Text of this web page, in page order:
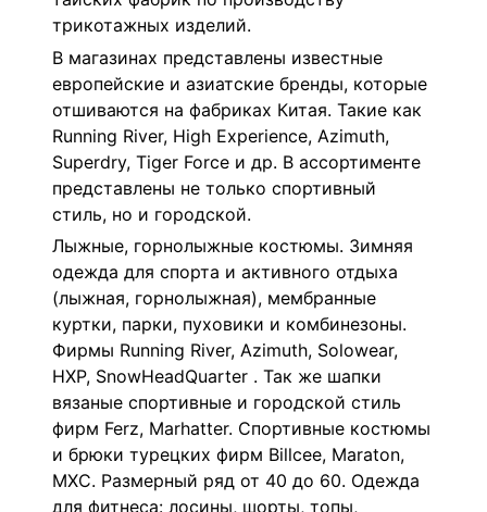
трикотажных изделий.
В магазинах представлены известные
европейские и азиатские бренды, которые
отшиваются на фабриках Китая. Такие как
Running River, High Experience, Azimuth,
Superdry, Tiger Force и др. В ассортименте
представлены не только спортивный
стиль, но и городской.
Лыжные, горнолыжные костюмы. Зимняя
одежда для спорта и активного отдыха
(лыжная, горнолыжная), мембранные
куртки, парки, пуховики и комбинезоны.
Фирмы Running River, Azimuth, Solowear,
HXP, SnowHeadQuarter . Так же шапки
вязаные спортивные и городской стиль
фирм Ferz, Marhatter. Спортивные костюмы
и брюки турецких фирм Billcee, Maraton,
MXC. Размерный ряд от 40 до 60. Одежда
для фитнеса: лосины, шорты, топы,